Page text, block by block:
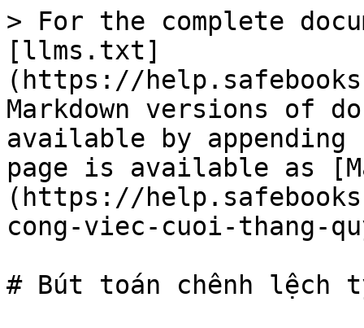
> For the complete
[llms.txt]
(https://
Markdown versions of
available by
page is available as
(https://
cong-viec-cuoi-thang-
# Bút toán chênh lệch